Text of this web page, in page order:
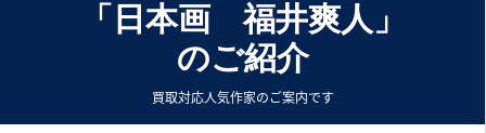
「日本画 福井爽人」
のご紹介
買取対応人気作家のご案内です